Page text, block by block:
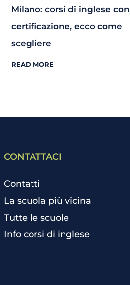
Milano: corsi di inglese con
certificazione, ecco come
scegliere
READ MORE
CONTATTACI
Contatti
La scuola più vicina
Tutte le scuole
Info corsi di inglese